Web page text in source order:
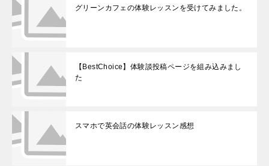
グリーンカフェの体験レッスンを受けてみました。
【BestChoice】体験談投稿ページを組み込みまし
た
スマホで英会話の体験レッスン感想